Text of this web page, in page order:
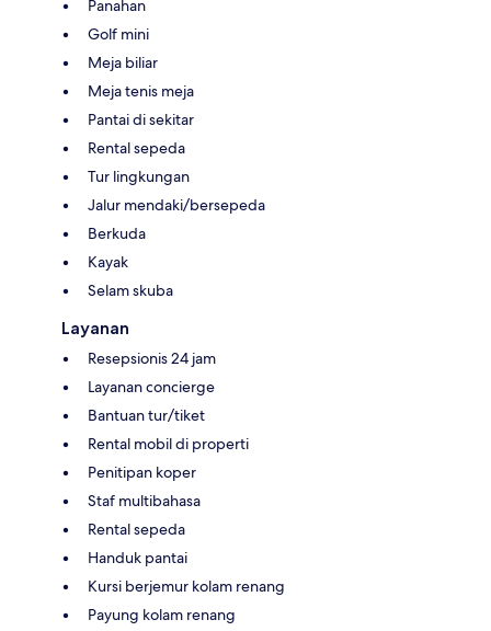
Panahan
Golf mini
Meja biliar
Meja tenis meja
Pantai di sekitar
Rental sepeda
Tur lingkungan
Jalur mendaki/bersepeda
Berkuda
Kayak
Selam skuba
Layanan
Resepsionis 24 jam
Layanan concierge
Bantuan tur/tiket
Rental mobil di properti
Penitipan koper
Staf multibahasa
Rental sepeda
Handuk pantai
Kursi berjemur kolam renang
Payung kolam renang